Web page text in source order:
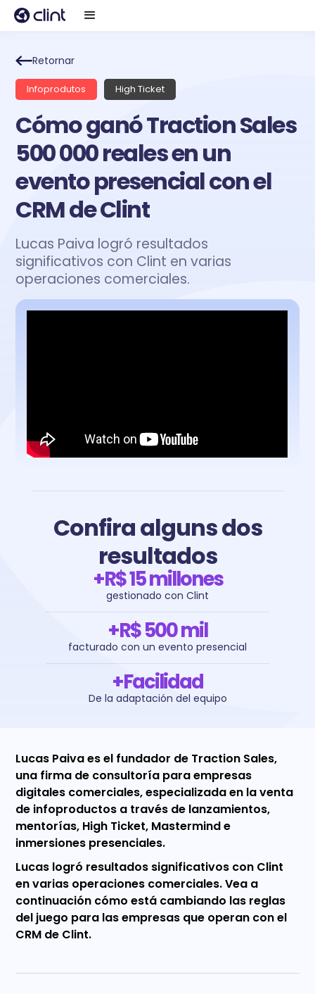
Retornar
Infoprodutos High Ticket
Cómo ganó Traction Sales
500 000 reales en un
evento presencial con el
CRM de Clint
Lucas Paiva logró resultados
significativos con Clint en varias
operaciones comerciales.
Confira alguns dos
resultados
+R$ 15 millones
gestionado con Clint
+R$ 500 mil
facturado con un evento presencial
+Facilidad
De la adaptación del equipo
Lucas Paiva es el fundador de Traction Sales,
una firma de consultoría para empresas
digitales comerciales, especializada en la venta
de infoproductos a través de lanzamientos,
mentorías, High Ticket, Mastermind e
inmersiones presenciales.
Lucas logró resultados significativos con Clint
en varias operaciones comerciales. Vea a
continuación cómo está cambiando las reglas
del juego para las empresas que operan con el
CRM de Clint.